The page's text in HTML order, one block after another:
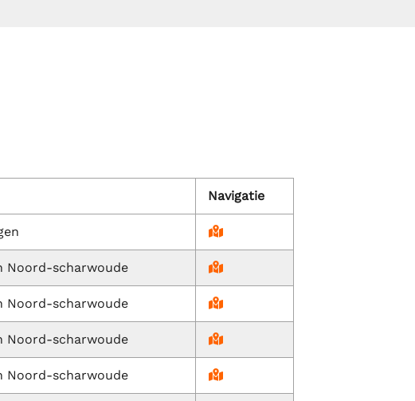
Navigatie
Noord-scharwoude
Noord-scharwoude
Noord-scharwoude
Noord-scharwoude